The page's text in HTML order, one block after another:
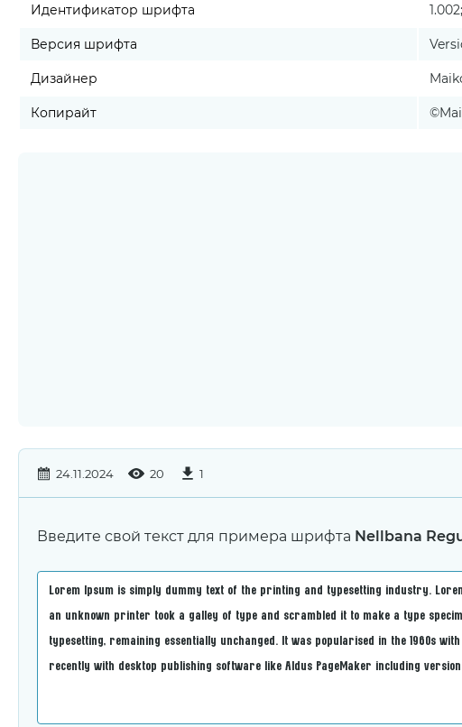
Идентификатор шрифта
Версия шрифта
Дизайнер
Копирайт
24.11.2024 20 1
Введите свой текст для примера шрифта Nellbana